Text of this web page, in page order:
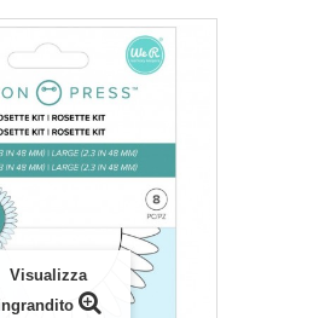
Visualizza